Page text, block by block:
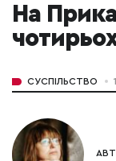
На
СУСПІЛЬСТВО